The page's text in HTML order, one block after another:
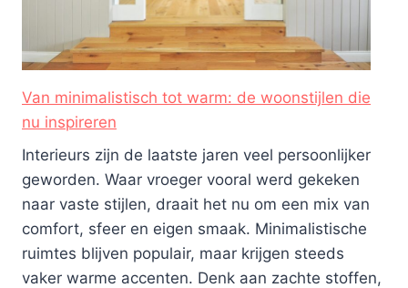
Van minimalistisch tot warm: de woonstijlen die
nu inspireren
Interieurs zijn de laatste jaren veel persoonlijker
geworden. Waar vroeger vooral werd gekeken
naar vaste stijlen, draait het nu om een mix van
comfort, sfeer en eigen smaak. Minimalistische
ruimtes blijven populair, maar krijgen steeds
vaker warme accenten. Denk aan zachte stoffen,